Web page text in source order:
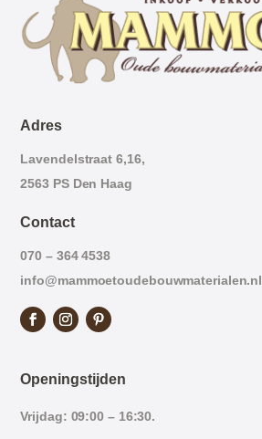
Adres
Lavendelstraat 6,16,
2563 PS Den Haag
Contact
070 – 364 4538
info@mammoetoudebouwmaterialen.nl
Openingstijden
Vrijdag: 09:00 – 16:30.